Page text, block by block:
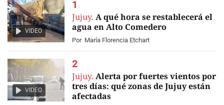
VIDEO
Jujuy. A qué hora se restablecerá el
agua en Alto Comedero
Por María Florencia Etchart
VIDEO
Jujuy. Alerta por fuertes vientos por
tres días: qué zonas de Jujuy están
afectadas